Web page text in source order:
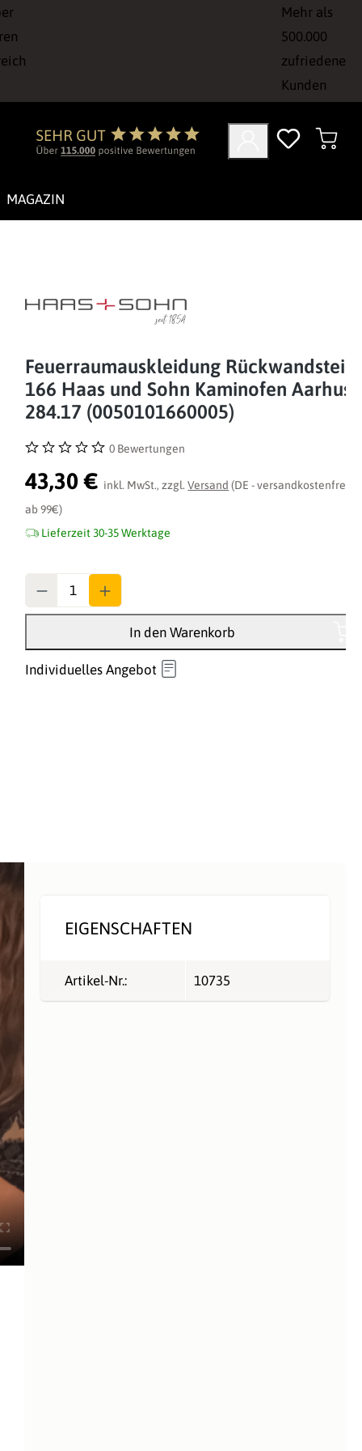
Mehr als
500.000
zufriedene
Kunden
MAGAZIN
Feuerraumauskleidung Rückwandstein
166 Haas und Sohn Kaminofen Aarhus
284.17 (0050101660005)
Durchschnittliche Bewertung von 0 von 5 Sternen
0 Bewertungen
43,30 € inkl. MwSt., zzgl.Versand (DE - versandkostenfrei
ab 99€)
Lieferzeit 30-35 Werktage
In den Warenkorb
Individuelles Angebot
EIGENSCHAFTEN
Artikel-Nr.: 10735